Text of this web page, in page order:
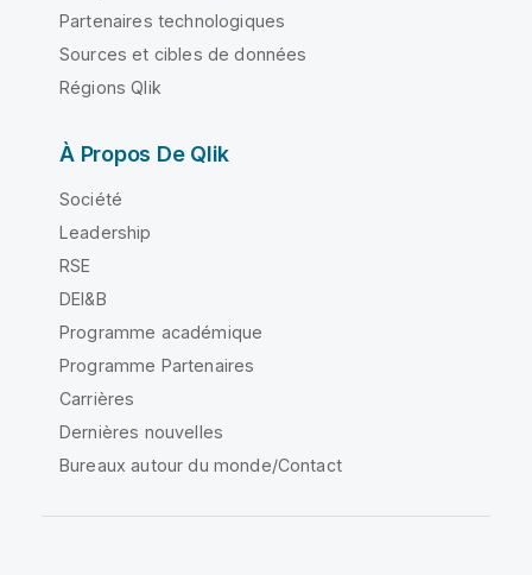
Partenaires technologiques
Sources et cibles de données
Régions Qlik
À Propos De Qlik
Société
Leadership
RSE
DEI&B
Programme académique
Programme Partenaires
Carrières
Dernières nouvelles
Bureaux autour du monde/Contact